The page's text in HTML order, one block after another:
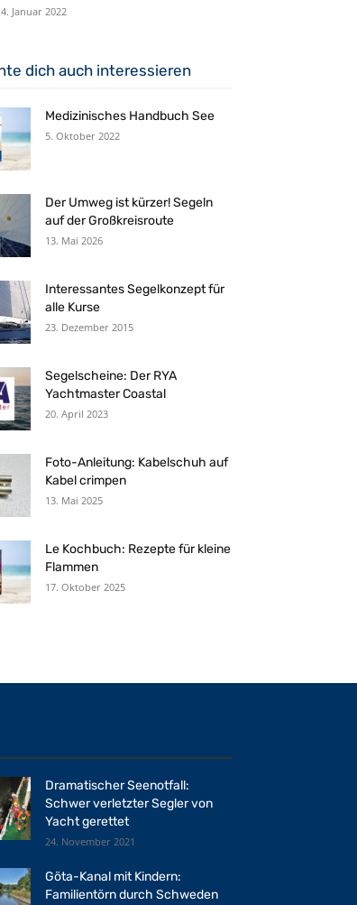
Januar 2022
dich auch interessieren
Medizinisches Handbuch See
5. Oktober 2022
Der Umweg ist kürzer! Segeln
auf der Großkreisroute
13. Mai 2026
Interessantes Segelkonzept für
alle Kurse
23. Dezember 2015
Segelscheine: Der RYA
Yachtmaster Coastal
20. April 2023
Foto-Anleitung: Kabelschuh auf
Kabel crimpen
13. Mai 2025
Le Kochbuch: Rezepte für kleine
Flammen
17. Oktober 2025
Dramatischer Seenotfall:
Schwer verletzter Segler von
Yacht gerettet
24. November 2021
Göta-Kanal mit Kindern:
Familientörn durch Schweden